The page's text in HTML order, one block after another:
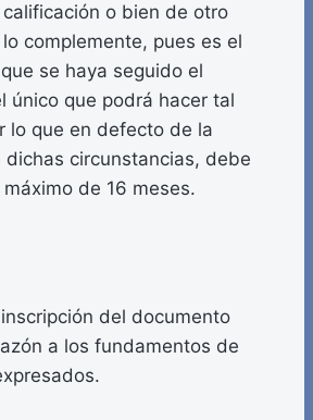
o bien de otro
complemente, pues es el
se haya seguido el
único que podrá hacer tal
lo que en defecto de la
circunstancias, debe
de 16 meses.
del documento
a los fundamentos de